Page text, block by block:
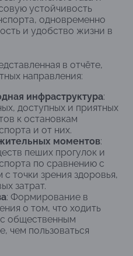
устойчивость
одновременно
и удобство жизни в
в отчёте,
направления:
инфраструктура:
доступных и приятных
к остановкам
и от них.
моментов:
пеших прогулок и
по сравнению с
точки зрения здоровья,
затрат.
: Формирование в
о том, что ходить
общественным
чем пользоваться